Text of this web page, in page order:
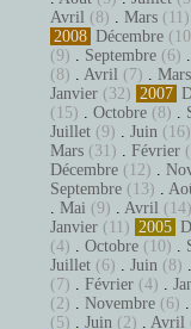
Avril (8) . Mars (11)
2008 Décembre
(9) . Septembre (6) .
(8) . Avril (7) . Mars
Janvier (32) 2007
(15) . Octobre (8) .
Juillet (9) . Juin (16)
Mars (31) . Février
Décembre (12) .
Septembre (13) .
. Mai (9) . Avril (14)
Janvier (11) 2005
(4) . Octobre (10) .
Juillet (6) . Juin (8) .
(7) . Février (4) .
(2) . Novembre (6) .
(5) . Juin (2) . Avril